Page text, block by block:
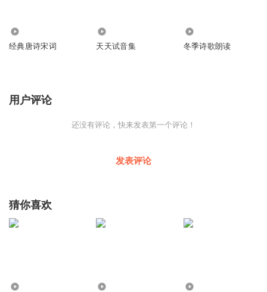
经典唐诗宋词 天天试音集 冬季诗歌朗读
用户评论
还没有评论，快来发表第一个评论！
发表评论
猜你喜欢